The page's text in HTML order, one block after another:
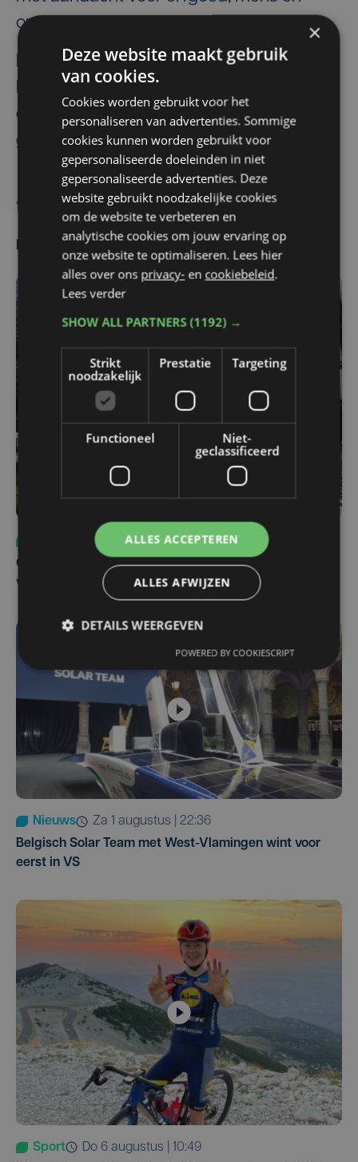
omgeving.”
De kapel blijft ook in de toekomst een
herkenbaar baken in het landschap én
een waardevolle plek voor de
gemeenschap van Noordschote.
Siel Vandorpe
Meest gelezen
ma 3 augustus | 17:39
Champions League leeft in Oostende: lange wachtrij
voor tickets Union - Bodø/Glimt
Nieuws
za 1 augustus | 22:36
Belgisch Solar Team met West-Vlamingen wint voor
eerst in VS
Sport
do 6 augustus | 10:49
×
Deze website maakt gebruik
van cookies.
Cookies worden gebruikt voor het
personaliseren van advertenties. Sommige
cookies kunnen worden gebruikt voor
gepersonaliseerde doeleinden in niet
gepersonaliseerde advertenties. Deze
website gebruikt noodzakelijke cookies
om de website te verbeteren en
analytische cookies om jouw ervaring op
onze website te optimaliseren. Lees hier
alles over ons privacy- en cookiebeleid.
Lees verder
SHOW ALL PARTNERS(1192) →
Strikt
noodzakelijk
Prestatie Targeting
Functioneel
Niet-
geclassificeerd
ALLES ACCEPTEREN
ALLES AFWIJZEN
DETAILS WEERGEVEN
POWERED BY COOKIESCRIPT